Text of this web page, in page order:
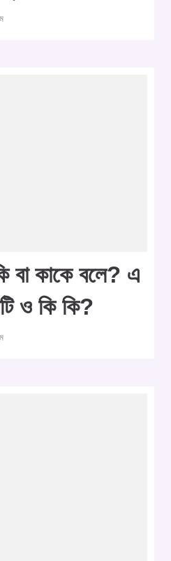
বা কাকে বলে? এ
ও কি কি?